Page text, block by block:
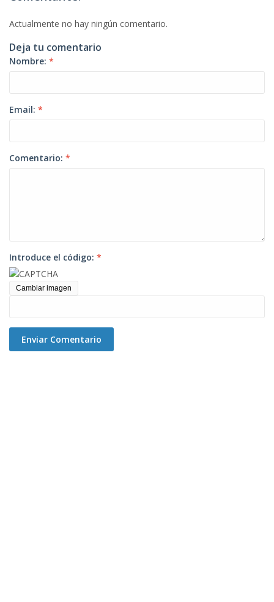
Actualmente no hay ningún comentario.
Deja tu comentario
Nombre: *
Email: *
Comentario: *
Introduce el código: *
Cambiar imagen
Enviar Comentario